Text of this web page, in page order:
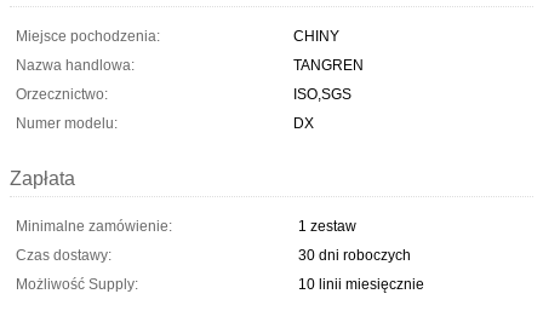
Miejsce pochodzenia:
CHINY
Nazwa handlowa:
TANGREN
Orzecznictwo:
ISO,SGS
Numer modelu:
DX
Zapłata
Minimalne zamówienie:
1 zestaw
Czas dostawy:
30 dni roboczych
Możliwość Supply:
10 linii miesięcznie